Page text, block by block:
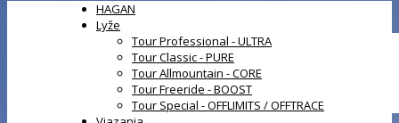
HAGAN
Lyže
Tour Professional - ULTRA
Tour Classic - PURE
Tour Allmountain - CORE
Tour Freeride - BOOST
Tour Special - OFFLIMITS / OFFTRACE